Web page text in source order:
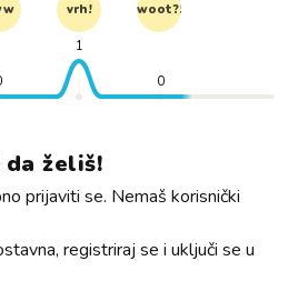
vrh! woot?!
1
0
želiš!
prijaviti se. Nemaš korisnički
registriraj se i uključi se u